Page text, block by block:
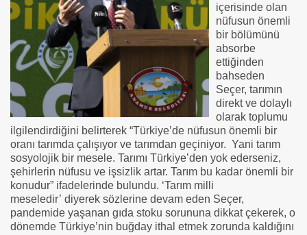
içerisinde olan
nüfusun önemli
bir bölümünü
absorbe
ettiğinden
bahseden
Seçer, tarımın
direkt ve dolaylı
olarak toplumu
ilgilendirdiğini belirterek “Türkiye’de nüfusun önemli bir
oranı tarımda çalışıyor ve tarımdan geçiniyor. Yani tarım
sosyolojik bir mesele. Tarımı Türkiye’den yok ederseniz,
şehirlerin nüfusu ve işsizlik artar. Tarım bu kadar önemli bir
konudur” ifadelerinde bulundu. ‘Tarım milli
meseledir’ diyerek sözlerine devam eden Seçer,
pandemide yaşanan gıda stoku sorununa dikkat çekerek, o
dönemde Türkiye’nin buğday ithal etmek zorunda kaldığını